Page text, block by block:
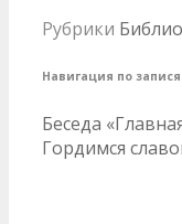
Рубрики
Навигация по
Беседа
Гордимся